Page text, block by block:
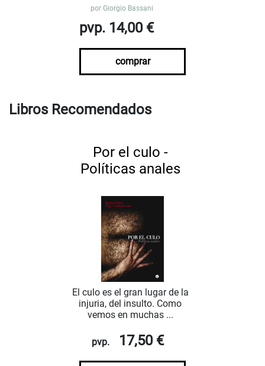
por Giorgio Bassani
pvp. 14,00 €
comprar
Libros Recomendados
Por el culo -
Políticas anales
El culo es el gran lugar de la
injuria, del insulto. Como
vemos en muchas ...
pvp. 17,50 €